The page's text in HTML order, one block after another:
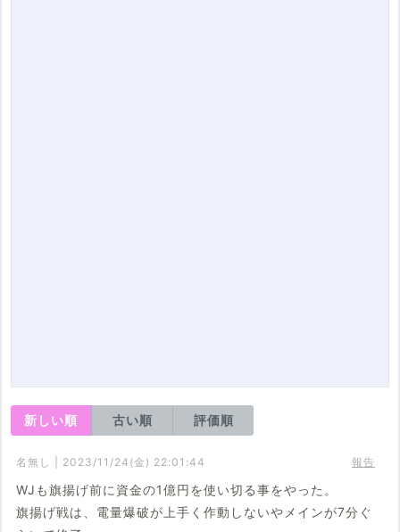
新しい順 古い順 評価順
名無し | 2023/11/24(金) 22:01:44 報告
WJも旗揚げ前に資金の1億円を使い切る事をやった。
旗揚げ戦は、電量爆破が上手く作動しないやメインが7分ぐ